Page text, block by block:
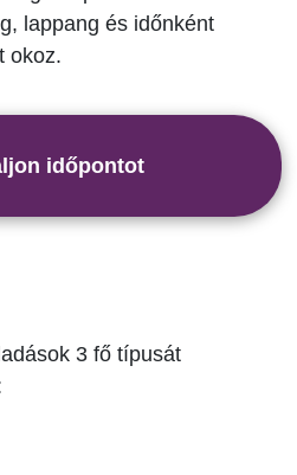
lappang és időnként
okoz.
időpontot
3 fő típusát